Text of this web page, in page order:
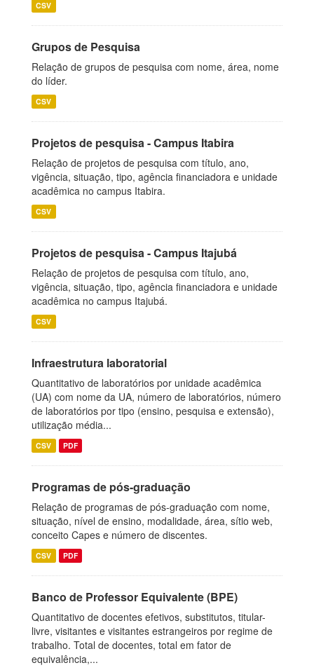
CSV
Grupos de Pesquisa
Relação de grupos de pesquisa com nome, área, nome
do líder.
CSV
Projetos de pesquisa - Campus Itabira
Relação de projetos de pesquisa com título, ano,
vigência, situação, tipo, agência financiadora e unidade
acadêmica no campus Itabira.
CSV
Projetos de pesquisa - Campus Itajubá
Relação de projetos de pesquisa com título, ano,
vigência, situação, tipo, agência financiadora e unidade
acadêmica no campus Itajubá.
CSV
Infraestrutura laboratorial
Quantitativo de laboratórios por unidade acadêmica
(UA) com nome da UA, número de laboratórios, número
de laboratórios por tipo (ensino, pesquisa e extensão),
utilização média...
CSV PDF
Programas de pós-graduação
Relação de programas de pós-graduação com nome,
situação, nível de ensino, modalidade, área, sítio web,
conceito Capes e número de discentes.
CSV PDF
Banco de Professor Equivalente (BPE)
Quantitativo de docentes efetivos, substitutos, titular-
livre, visitantes e visitantes estrangeiros por regime de
trabalho. Total de docentes, total em fator de
equivalência,...